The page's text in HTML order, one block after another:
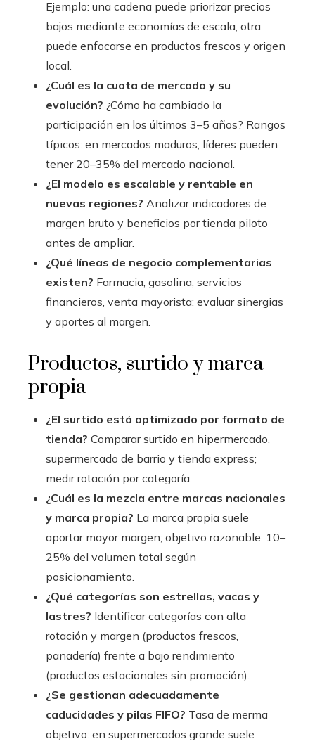
Ejemplo: una cadena puede priorizar precios
bajos mediante economías de escala, otra
puede enfocarse en productos frescos y origen
local.
¿Cuál es la cuota de mercado y su
evolución? ¿Cómo ha cambiado la
participación en los últimos 3–5 años? Rangos
típicos: en mercados maduros, líderes pueden
tener 20–35% del mercado nacional.
¿El modelo es escalable y rentable en
nuevas regiones? Analizar indicadores de
margen bruto y beneficios por tienda piloto
antes de ampliar.
¿Qué líneas de negocio complementarias
existen? Farmacia, gasolina, servicios
financieros, venta mayorista: evaluar sinergias
y aportes al margen.
Productos, surtido y marca
propia
¿El surtido está optimizado por formato de
tienda? Comparar surtido en hipermercado,
supermercado de barrio y tienda express;
medir rotación por categoría.
¿Cuál es la mezcla entre marcas nacionales
y marca propia? La marca propia suele
aportar mayor margen; objetivo razonable: 10–
25% del volumen total según
posicionamiento.
¿Qué categorías son estrellas, vacas y
lastres? Identificar categorías con alta
rotación y margen (productos frescos,
panadería) frente a bajo rendimiento
(productos estacionales sin promoción).
¿Se gestionan adecuadamente
caducidades y pilas FIFO? Tasa de merma
objetivo: en supermercados grande suele